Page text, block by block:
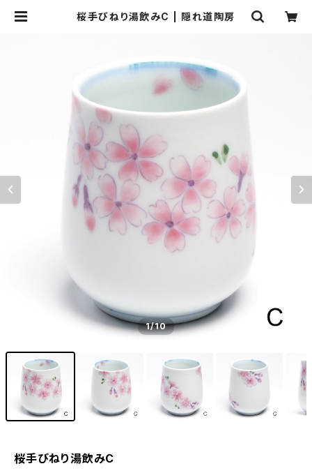
桜手びねり湯飲みC | 隠れ道陶房
1/10
桜手びねり湯飲みC